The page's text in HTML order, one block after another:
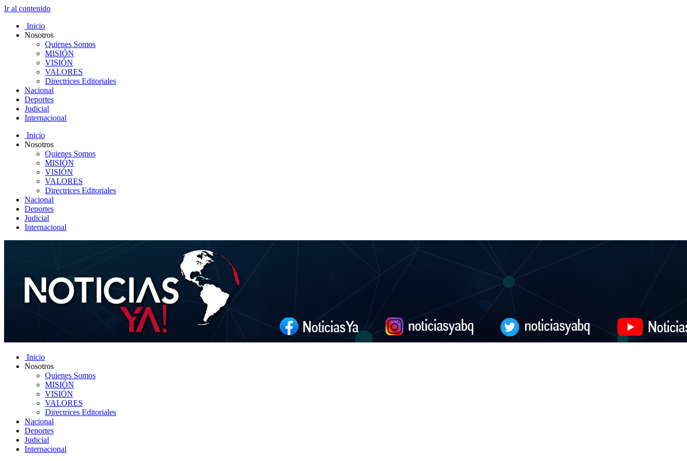
Ir al contenido
Inicio
Nosotros
Quienes Somos
MISIÓN
VISIÓN
VALORES
Directrices Editoriales
Nacional
Deportes
Judicial
Internacional
Inicio
Nosotros
Quienes Somos
MISIÓN
VISIÓN
VALORES
Directrices Editoriales
Nacional
Deportes
Judicial
Internacional
Inicio
Nosotros
Quienes Somos
MISIÓN
VISIÓN
VALORES
Directrices Editoriales
Nacional
Deportes
Judicial
Internacional